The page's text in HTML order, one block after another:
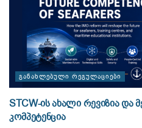
ᲒᲐᲜᲐᲮᲚᲔᲑᲣᲚᲘ ᲠᲔᲒᲣᲚᲐᲪᲘᲔᲑᲘ
STCW-ის ახალი რევიზია და
კომპეტენცია